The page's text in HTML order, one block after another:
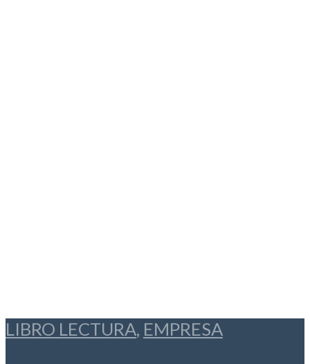
LIBRO LECTURA, EMPRESA